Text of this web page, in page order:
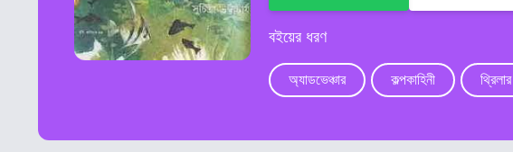
বইয়ের ধরণ
অ্যাডভেঞ্চার কল্পকাহিনী